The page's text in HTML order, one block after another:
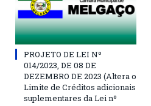
PROJETO DE LEI Nº
014/2023, DE 08 DE
DEZEMBRO DE 2023 (Altera o
Limite de Créditos adicionais
suplementares da Lei nº